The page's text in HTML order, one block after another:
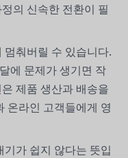
의 신속한 전환이 필
멈춰버릴 수 있습니다.
에 문제가 생기면 작
제품 생산과 배송을
온라인 고객들에게 영
기가 쉽지 않다는 뜻입